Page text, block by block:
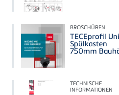
BROSCHÜREN
TECEprofil Uni
Spülkasten
750mm
TECHNISCHE
INFORMATIONEN